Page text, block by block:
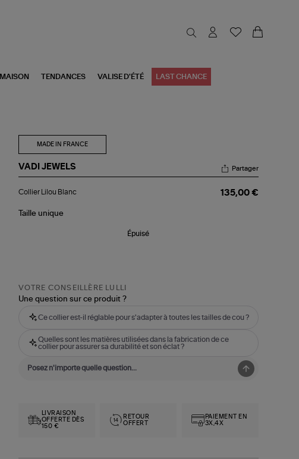
MAISON TENDANCES VALISE D'ÉTÉ LAST CHANCE
MADE IN FRANCE
VADI JEWELS
Lilou
Partager
Collier Lilou Blanc 135,00 €
Taille unique
Épuisé
VOTRE CONSEILLÈRE LULLI
Une question sur ce produit ?
Ce collier est-il réglable pour s'adapter à toutes les tailles de cou ?
Quelles sont les matières utilisées dans la fabrication de ce
collier pour assurer sa durabilité et son éclat ?
LIVRAISON
OFFERTE DÈS
150 €
RETOUR
OFFERT
PAIEMENT EN
3X,4X